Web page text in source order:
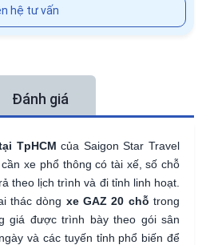
hệ tư vấn
Đánh giá
TpHCM của Saigon Star Travel
xe phổ thông có tài xế, số chỗ
theo lịch trình và đi tỉnh linh hoạt.
thác dòng xe GAZ 20 chỗ trong
giá được trình bày theo gói sân
và các tuyến tỉnh phổ biến để